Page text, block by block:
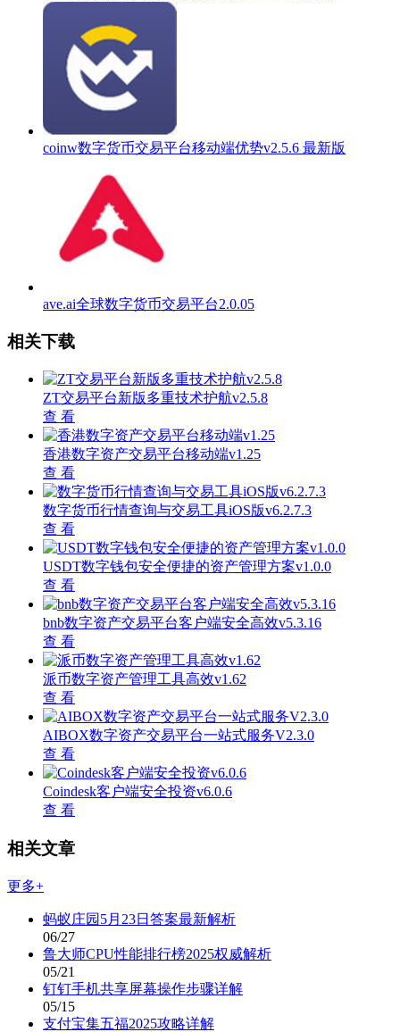
coinw数字货币交易平台移动端优势v2.5.6 最新版
ave.ai全球数字货币交易平台2.0.05
相关下载
ZT交易平台新版多重技术护航v2.5.8
查 看
香港数字资产交易平台移动端v1.25
查 看
数字货币行情查询与交易工具iOS版v6.2.7.3
查 看
USDT数字钱包安全便捷的资产管理方案v1.0.0
查 看
bnb数字资产交易平台客户端安全高效v5.3.16
查 看
派币数字资产管理工具高效v1.62
查 看
AIBOX数字资产交易平台一站式服务V2.3.0
查 看
Coindesk客户端安全投资v6.0.6
查 看
相关文章
更多+
蚂蚁庄园5月23日答案最新解析
06/27
鲁大师CPU性能排行榜2025权威解析
05/21
钉钉手机共享屏幕操作步骤详解
05/15
支付宝集五福2025攻略详解